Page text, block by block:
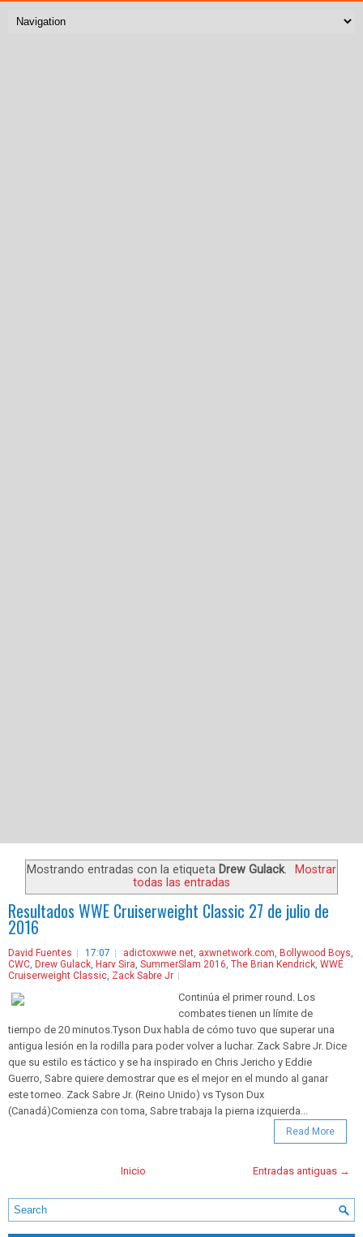
Mostrando entradas con la etiqueta Drew Gulack.
Mostrar
todas las entradas
Resultados WWE Cruiserweight Classic 27 de julio de
2016
David Fuentes 17:07 adictoxwwe.net axwnetwork.com Bollywood Boys
CWC Drew Gulack Harv Sira SummerSlam 2016 The Brian Kendrick WWE
Cruiserweight Classic Zack Sabre Jr
Continúa el primer round. Los
combates tienen un límite de
tiempo de 20 minutos.Tyson Dux habla de cómo tuvo que superar una
antigua lesión en la rodilla para poder volver a luchar. Zack Sabre Jr. Dice
que su estilo es táctico y se ha inspirado en Chris Jericho y Eddie
Guerro, Sabre quiere demostrar que es el mejor en el mundo al ganar
este torneo. Zack Sabre Jr. (Reino Unido) vs Tyson Dux
(Canadá)Comienza con toma, Sabre trabaja la pierna izquierda...
Read More
Entradas antiguas →
Inicio